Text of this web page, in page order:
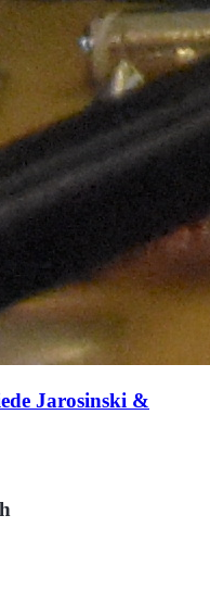
Jarosinski &